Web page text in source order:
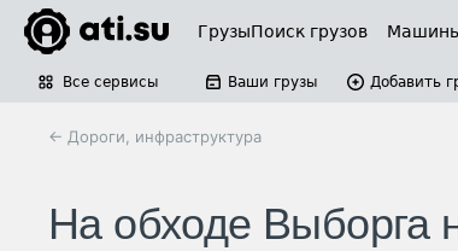
ГрузыПоиск грузов
Все сервисы Ваши грузы Добавить
← Дороги, инфраструктура
На обходе Выборга